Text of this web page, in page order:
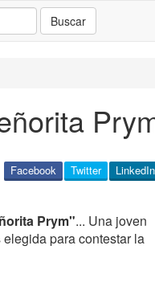
Buscar
LinkedIn
Twitter
Facebook
Prym"... Una joven
para contestar la